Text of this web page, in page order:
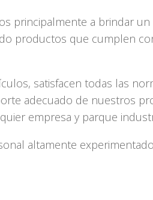
principalmente a brindar un
productos que cumplen
satisfacen todas las
adecuado de nuestros
empresa y parque
altamente